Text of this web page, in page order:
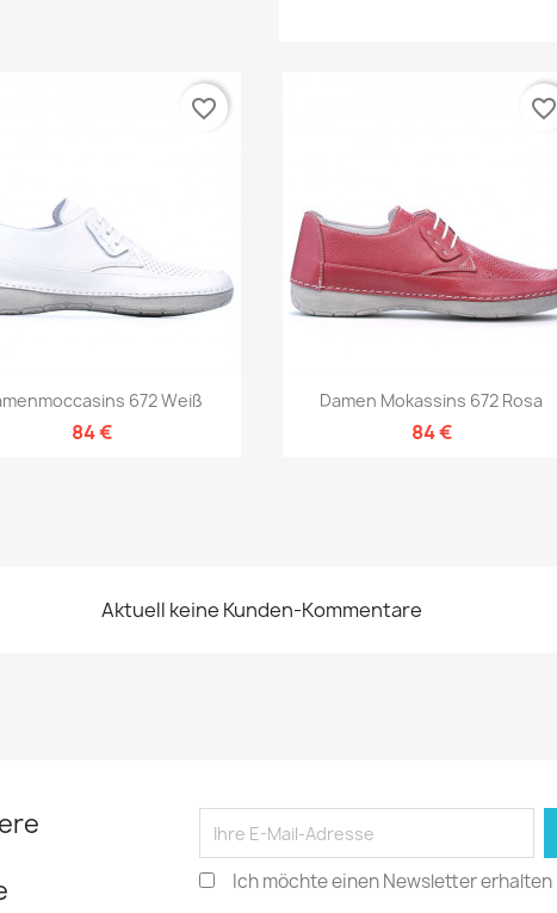
Vorschau672 Weiß
84 €
favorite_border
Vorschau
Damen Mokassins 672 Rosa
84 €
favorite_border
Aktuell keine Kunden-Kommentare
Ich möchte einen Newsletter erhalten